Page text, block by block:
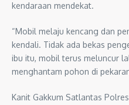
kendaraan mendekat.
“Mobil melaju kencang dan
kendali. Tidak ada bekas
ibu itu, mobil terus meluncur
menghantam pohon di
Kanit Gakkum Satlantas